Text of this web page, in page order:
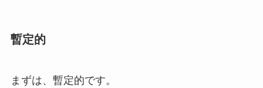
暫定的
まずは、暫定的です。